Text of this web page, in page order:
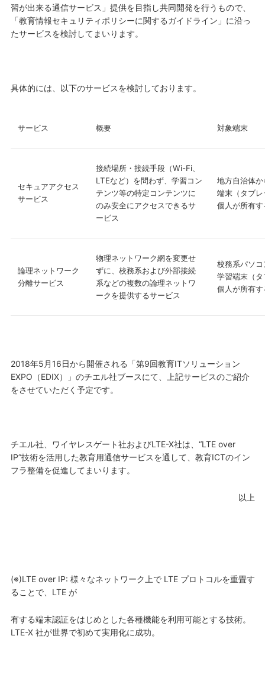
習が出来る通信サービス」提供を目指し共同開発を行うもので、
「教育情報セキュリティポリシーに関するガイドライン」に沿っ
たサービスを検討してまいります。
具体的には、以下のサービスを検討しております。
サービス 概要 対象端末
セキュアアクセス
サービス
接続場所・接続手段（Wi-Fi、
LTEなど）を問わず、学習コン
テンツ等の特定コンテンツに
のみ安全にアクセスできるサ
ービス
地方自治体
端末（タブ
個人が所有
論理ネットワーク
分離サービス
物理ネットワーク網を変更せ
ずに、校務系および外部接続
系などの複数の論理ネットワ
ークを提供するサービス
校務系パソコ
学習端末（
個人が所有
2018年5月16日から開催される「第9回教育ITソリューション
EXPO（EDIX）」のチエル社ブースにて、上記サービスのご紹介
をさせていただく予定です。
チエル社、ワイヤレスゲート社およびLTE-X社は、“LTE over
IP”技術を活用した教育用通信サービスを通して、教育ICTのイン
フラ整備を促進してまいります。
以上
(※)LTE over IP: 様々なネットワーク上で LTE プロトコルを重畳す
ることで、LTE が
有する端末認証をはじめとした各種機能を利用可能とする技術。
LTE-X 社が世界で初めて実用化に成功。